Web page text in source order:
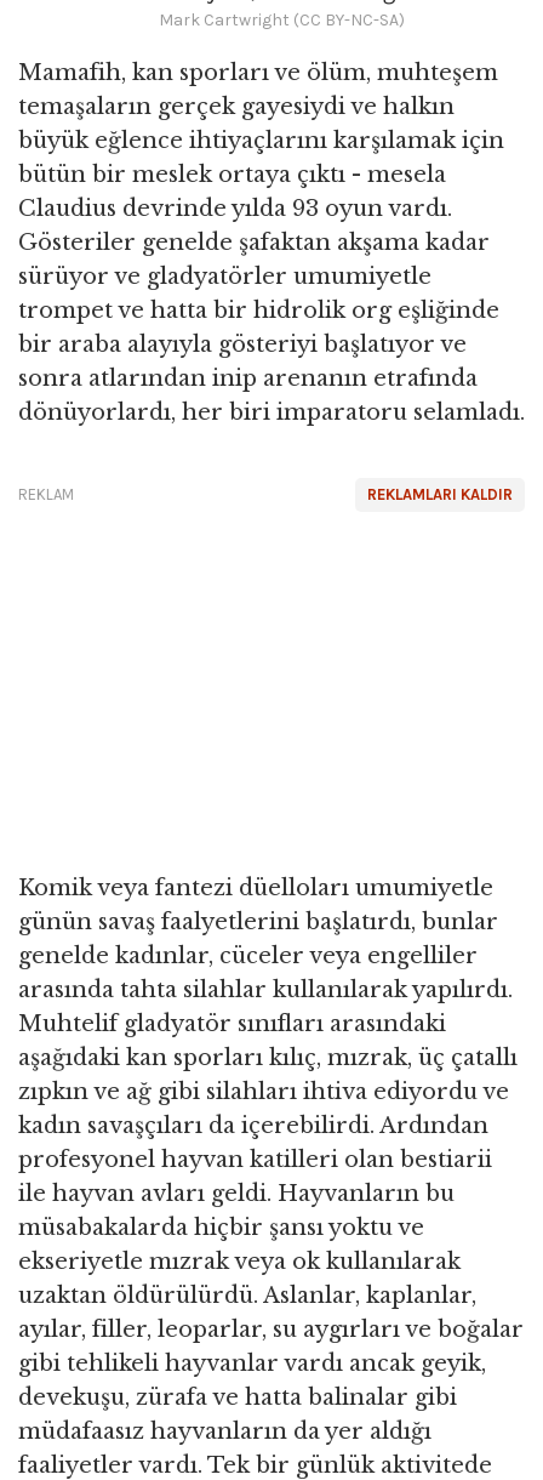
Mark Cartwright (CC BY-NC-SA)
Mamafih, kan sporları ve ölüm, muhteşem
temaşaların gerçek gayesiydi ve halkın
büyük eğlence ihtiyaçlarını karşılamak için
bütün bir meslek ortaya çıktı - mesela
Claudius devrinde yılda 93 oyun vardı.
Gösteriler genelde şafaktan akşama kadar
sürüyor ve gladyatörler umumiyetle
trompet ve hatta bir hidrolik org eşliğinde
bir araba alayıyla gösteriyi başlatıyor ve
sonra atlarından inip arenanın etrafında
dönüyorlardı, her biri imparatoru selamladı.
REKLAMLARI KALDIR
REKLAM
Komik veya fantezi düelloları umumiyetle
günün savaş faalyetlerini başlatırdı, bunlar
genelde kadınlar, cüceler veya engelliler
arasında tahta silahlar kullanılarak yapılırdı.
Muhtelif gladyatör sınıfları arasındaki
aşağıdaki kan sporları kılıç, mızrak, üç çatallı
zıpkın ve ağ gibi silahları ihtiva ediyordu ve
kadın savaşçıları da içerebilirdi. Ardından
profesyonel hayvan katilleri olan bestiarii
ile hayvan avları geldi. Hayvanların bu
müsabakalarda hiçbir şansı yoktu ve
ekseriyetle mızrak veya ok kullanılarak
uzaktan öldürülürdü. Aslanlar, kaplanlar,
ayılar, filler, leoparlar, su aygırları ve boğalar
gibi tehlikeli hayvanlar vardı ancak geyik,
devekuşu, zürafa ve hatta balinalar gibi
müdafaasız hayvanların da yer aldığı
faaliyetler vardı. Tek bir günlük aktivitede